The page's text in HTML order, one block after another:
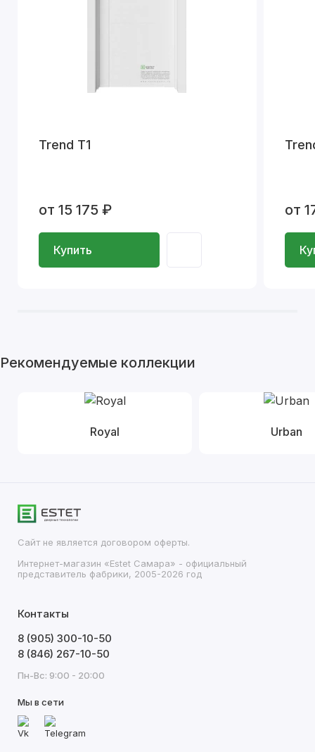
Trend T1
от 15 175 ₽
Купить
от
Рекомендуемые коллекции
Royal Urban
Сайт не является договором оферты.
Интернет-магазин «Estet Самара» - официальный
представитель фабрики, 2005-2026 год
Контакты
8 (905) 300-10-50
8 (846) 267-10-50
Пн-Вс: 9:00 - 20:00
Мы в сети